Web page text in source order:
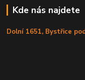
Kde nás najdete
Dolní 1651, Bystřice